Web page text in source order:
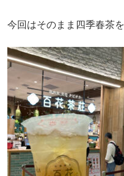
今回はそのまま四季春茶